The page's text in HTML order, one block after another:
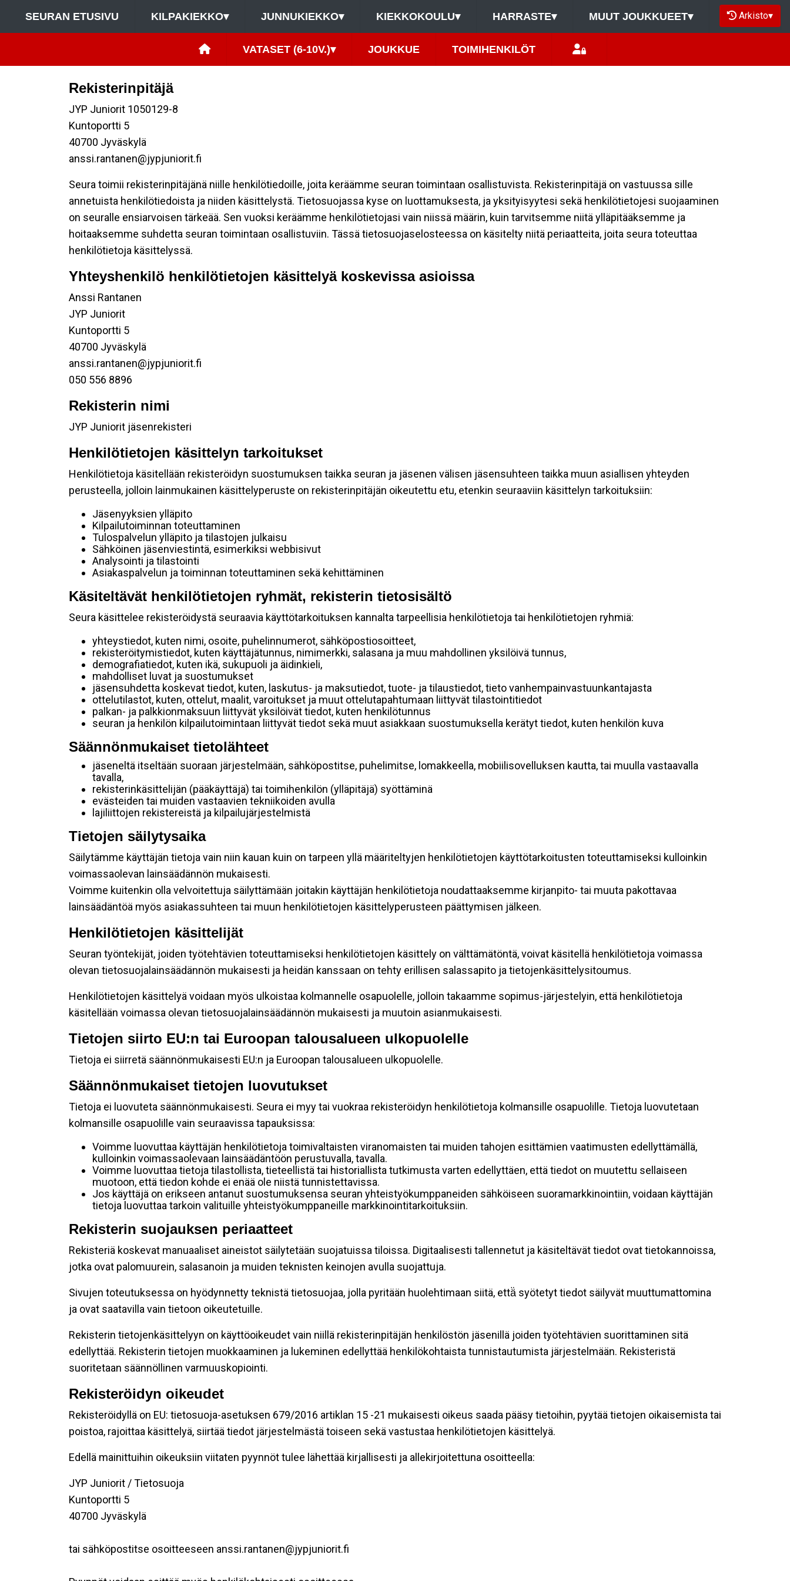
SEURAN ETUSIVU KILPAKIEKKO▾ JUNNUKIEKKO▾ KIEKKOKOULU▾ HARRASTE▾ MUUT JOUKKUEET▾ Arkisto▾
VATASET (6-10V.)▾ JOUKKUE TOIMIHENKILÖT
Rekisterinpitäjä
JYP Juniorit 1050129-8
Kuntoportti 5
40700 Jyväskylä
anssi.rantanen@jypjuniorit.fi
Seura toimii rekisterinpitäjänä niille henkilötiedoille, joita keräämme seuran toimintaan osallistuvista. Rekisterinpitäjä on vastuussa sille
annetuista henkilötiedoista ja niiden käsittelystä. Tietosuojassa kyse on luottamuksesta, ja yksityisyytesi sekä henkilötietojesi suojaaminen
on seuralle ensiarvoisen tärkeää. Sen vuoksi keräämme henkilötietojasi vain niissä määrin, kuin tarvitsemme niitä ylläpitääksemme ja
hoitaaksemme suhdetta seuran toimintaan osallistuviin. Tässä tietosuojaselosteessa on käsitelty niitä periaatteita, joita seura toteuttaa
henkilötietoja käsittelyssä.
Yhteyshenkilö henkilötietojen käsittelyä koskevissa asioissa
Anssi Rantanen
JYP Juniorit
Kuntoportti 5
40700 Jyväskylä
anssi.rantanen@jypjuniorit.fi
050 556 8896
Rekisterin nimi
JYP Juniorit jäsenrekisteri
Henkilötietojen käsittelyn tarkoitukset
Henkilötietoja käsitellään rekisteröidyn suostumuksen taikka seuran ja jäsenen välisen jäsensuhteen taikka muun asiallisen yhteyden
perusteella, jolloin lainmukainen käsittelyperuste on rekisterinpitäjän oikeutettu etu, etenkin seuraaviin käsittelyn tarkoituksiin:
Jäsenyyksien ylläpito
Kilpailutoiminnan toteuttaminen
Tulospalvelun ylläpito ja tilastojen julkaisu
Sähköinen jäsenviestintä, esimerkiksi webbisivut
Analysointi ja tilastointi
Asiakaspalvelun ja toiminnan toteuttaminen sekä kehittäminen
Käsiteltävät henkilötietojen ryhmät, rekisterin tietosisältö
Seura käsittelee rekisteröidystä seuraavia käyttötarkoituksen kannalta tarpeellisia henkilötietoja tai henkilötietojen ryhmiä:
yhteystiedot, kuten nimi, osoite, puhelinnumerot, sähköpostiosoitteet,
rekisteröitymistiedot, kuten käyttäjätunnus, nimimerkki, salasana ja muu mahdollinen yksilöivä tunnus,
demografiatiedot, kuten ikä, sukupuoli ja äidinkieli,
mahdolliset luvat ja suostumukset
jäsensuhdetta koskevat tiedot, kuten, laskutus- ja maksutiedot, tuote- ja tilaustiedot, tieto vanhempainvastuunkantajasta
ottelutilastot, kuten, ottelut, maalit, varoitukset ja muut ottelutapahtumaan liittyvät tilastointitiedot
palkan- ja palkkionmaksuun liittyvät yksilöivät tiedot, kuten henkilötunnus
seuran ja henkilön kilpailutoimintaan liittyvät tiedot sekä muut asiakkaan suostumuksella kerätyt tiedot, kuten henkilön kuva
Säännönmukaiset tietolähteet
jäseneltä itseltään suoraan järjestelmään, sähköpostitse, puhelimitse, lomakkeella, mobiilisovelluksen kautta, tai muulla vastaavalla
tavalla,
rekisterinkäsittelijän (pääkäyttäjä) tai toimihenkilön (ylläpitäjä) syöttäminä
evästeiden tai muiden vastaavien tekniikoiden avulla
lajiliittojen rekistereistä ja kilpailujärjestelmistä
Tietojen säilytysaika
Säilytämme käyttäjän tietoja vain niin kauan kuin on tarpeen yllä määriteltyjen henkilötietojen käyttötarkoitusten toteuttamiseksi kulloinkin
voimassaolevan lainsäädännön mukaisesti.
Voimme kuitenkin olla velvoitettuja säilyttämään joitakin käyttäjän henkilötietoja noudattaaksemme kirjanpito- tai muuta pakottavaa
lainsäädäntöä myös asiakassuhteen tai muun henkilötietojen käsittelyperusteen päättymisen jälkeen.
Henkilötietojen käsittelijät
Seuran työntekijät, joiden työtehtävien toteuttamiseksi henkilötietojen käsittely on välttämätöntä, voivat käsitellä henkilötietoja voimassa
olevan tietosuojalainsäädännön mukaisesti ja heidän kanssaan on tehty erillisen salassapito ja tietojenkäsittelysitoumus.
Henkilötietojen käsittelyä voidaan myös ulkoistaa kolmannelle osapuolelle, jolloin takaamme sopimus-järjestelyin, että henkilötietoja
käsitellään voimassa olevan tietosuojalainsäädännön mukaisesti ja muutoin asianmukaisesti.
Tietojen siirto EU:n tai Euroopan talousalueen ulkopuolelle
Tietoja ei siirretä säännönmukaisesti EU:n ja Euroopan talousalueen ulkopuolelle.
Säännönmukaiset tietojen luovutukset
Tietoja ei luovuteta säännönmukaisesti. Seura ei myy tai vuokraa rekisteröidyn henkilötietoja kolmansille osapuolille. Tietoja luovutetaan
kolmansille osapuolille vain seuraavissa tapauksissa:
Voimme luovuttaa käyttäjän henkilötietoja toimivaltaisten viranomaisten tai muiden tahojen esittämien vaatimusten edellyttämällä,
kulloinkin voimassaolevaan lainsäädäntöön perustuvalla, tavalla.
Voimme luovuttaa tietoja tilastollista, tieteellistä tai historiallista tutkimusta varten edellyttäen, että tiedot on muutettu sellaiseen
muotoon, että tiedon kohde ei enää ole niistä tunnistettavissa.
Jos käyttäjä on erikseen antanut suostumuksensa seuran yhteistyökumppaneiden sähköiseen suoramarkkinointiin, voidaan käyttäjän
tietoja luovuttaa tarkoin valituille yhteistyökumppaneille markkinointitarkoituksiin.
Rekisterin suojauksen periaatteet
Rekisteriä koskevat manuaaliset aineistot säilytetään suojatuissa tiloissa. Digitaalisesti tallennetut ja käsiteltävät tiedot ovat tietokannoissa,
jotka ovat palomuurein, salasanoin ja muiden teknisten keinojen avulla suojattuja.
Sivujen toteutuksessa on hyödynnetty teknistä tietosuojaa, jolla pyritään huolehtimaan siitä, että̈ syötetyt tiedot säilyvät muuttumattomina
ja ovat saatavilla vain tietoon oikeutetuille.
Rekisterin tietojenkäsittelyyn on käyttöoikeudet vain niillä rekisterinpitäjän henkilöstön jäsenillä joiden työtehtävien suorittaminen sitä
edellyttää. Rekisterin tietojen muokkaaminen ja lukeminen edellyttää henkilökohtaista tunnistautumista järjestelmään. Rekisteristä
suoritetaan säännöllinen varmuuskopiointi.
Rekisteröidyn oikeudet
Rekisteröidyllä on EU: tietosuoja-asetuksen 679/2016 artiklan 15 -21 mukaisesti oikeus saada pääsy tietoihin, pyytää tietojen oikaisemista tai
poistoa, rajoittaa käsittelyä, siirtää tiedot järjestelmästä toiseen sekä vastustaa henkilötietojen käsittelyä.
Edellä mainittuihin oikeuksiin viitaten pyynnöt tulee lähettää kirjallisesti ja allekirjoitettuna osoitteella:
JYP Juniorit / Tietosuoja
Kuntoportti 5
40700 Jyväskylä
tai sähköpostitse osoitteeseen anssi.rantanen@jypjuniorit.fi